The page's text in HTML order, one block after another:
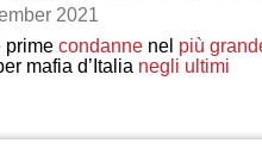
2021
prime condannenel più
mafia d’Italia negli ultimi